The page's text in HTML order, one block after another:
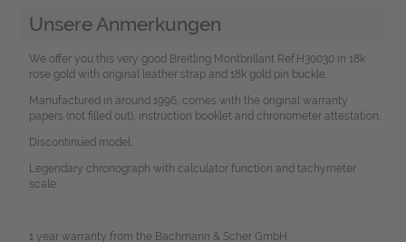
Unsere Anmerkungen
We offer you this very good Breitling Montbrillant Ref.H30030 in 18k
rose gold with original leather strap and 18k gold pin buckle.
Manufactured in around 1996, comes with the original warranty
papers (not filled out), instruction booklet and chronometer attestation.
Discontinued model.
Legendary chronograph with calculator function and tachymeter
scale.
1 year warranty from the Bachmann & Scher GmbH.